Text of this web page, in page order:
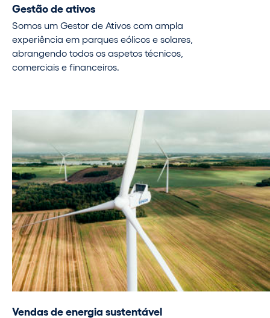
Gestão de ativos
Somos um Gestor de Ativos com ampla
experiência em parques eólicos e solares,
abrangendo todos os aspetos técnicos,
comerciais e financeiros.
Vendas de energia sustentável